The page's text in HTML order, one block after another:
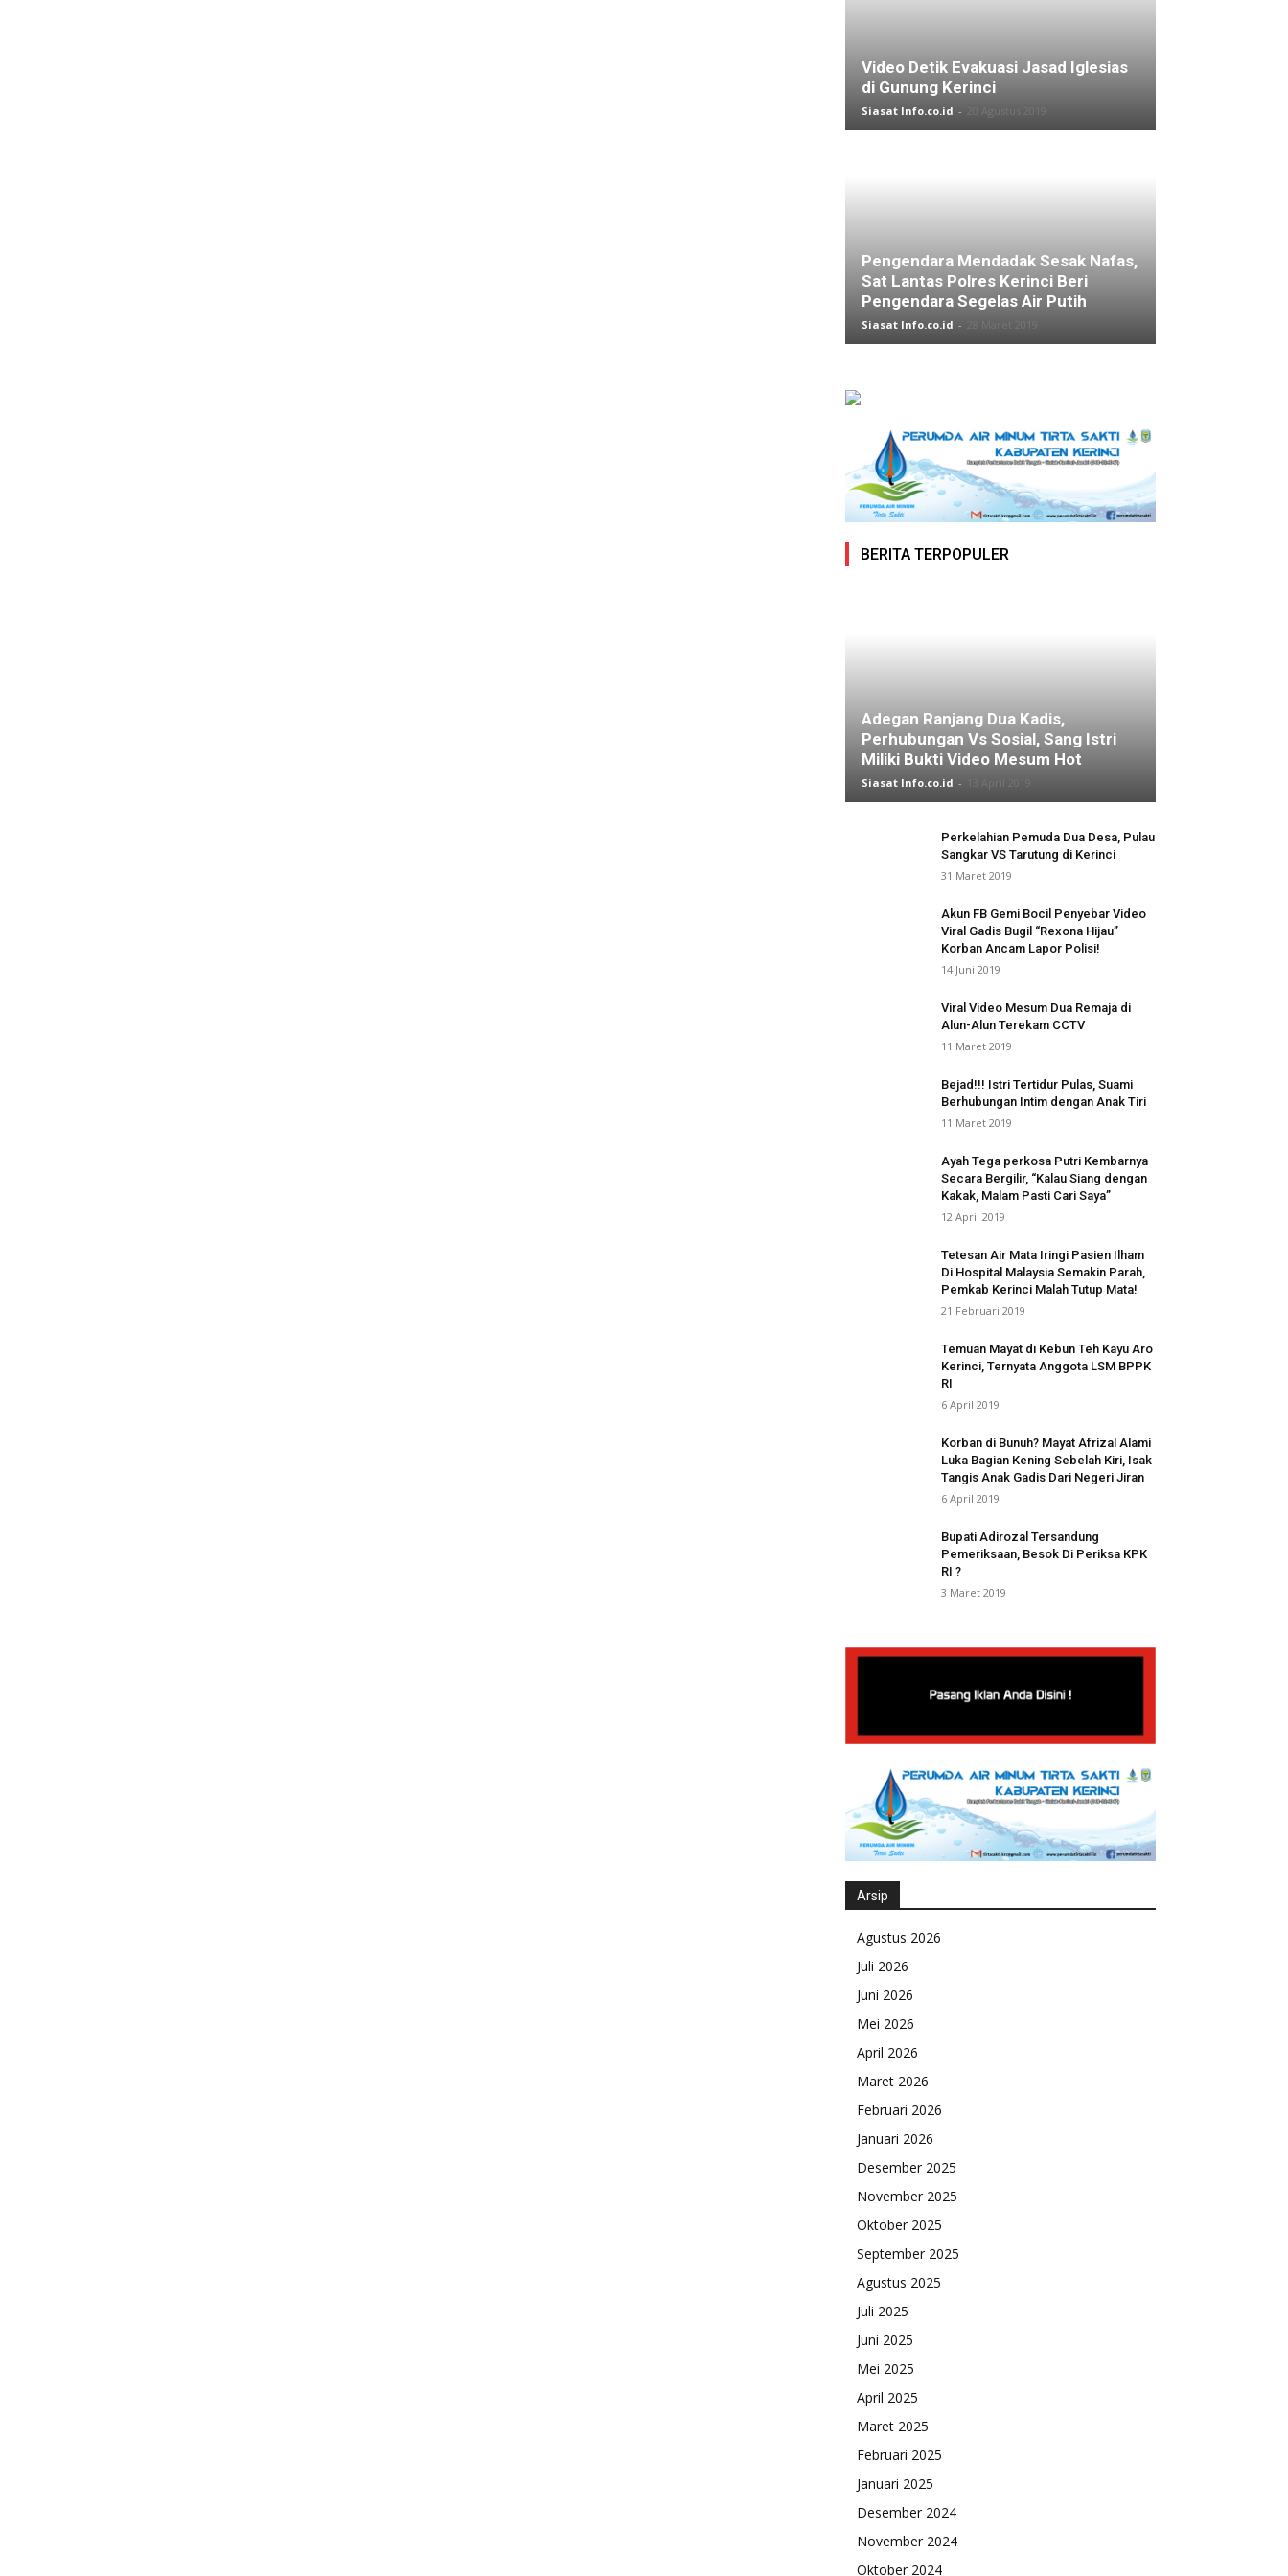
Video Detik Evakuasi Jasad Iglesias
di Gunung Kerinci
Siasat Info.co.id - 20 Agustus 2019
Pengendara Mendadak Sesak Nafas,
Sat Lantas Polres Kerinci Beri
Pengendara Segelas Air Putih
Siasat Info.co.id -
BERITA TERPOPULER
Adegan Ranjang Dua Kadis,
Perhubungan Vs Sosial, Sang Istri
Miliki Bukti Video Mesum Hot
Siasat Info.co.id -
Perkelahian Pemuda Dua Desa, Pulau
Sangkar VS Tarutung di Kerinci
31 Maret 2019
Akun FB Gemi Bocil Penyebar Video
Viral Gadis Bugil “Rexona Hijau”
Korban Ancam Lapor Polisi!
14 Juni 2019
Viral Video Mesum Dua Remaja di
Alun-Alun Terekam CCTV
11 Maret 2019
Bejad!!! Istri Tertidur Pulas, Suami
Berhubungan Intim dengan Anak Tiri
11 Maret 2019
Ayah Tega perkosa Putri Kembarnya
Secara Bergilir, “Kalau Siang dengan
Kakak, Malam Pasti Cari Saya”
12 April 2019
Tetesan Air Mata Iringi Pasien Ilham
Di Hospital Malaysia Semakin Parah,
Pemkab Kerinci Malah Tutup Mata!
21 Februari 2019
Temuan Mayat di Kebun Teh Kayu Aro
Kerinci, Ternyata Anggota LSM BPPK
RI
6 April 2019
Korban di Bunuh? Mayat Afrizal Alami
Luka Bagian Kening Sebelah Kiri, Isak
Tangis Anak Gadis Dari Negeri Jiran
6 April 2019
Bupati Adirozal Tersandung
Pemeriksaan, Besok Di Periksa KPK
RI ?
3 Maret 2019
Arsip
Agustus 2026
Juli 2026
Juni 2026
Mei 2026
April 2026
Maret 2026
Februari 2026
Januari 2026
Desember 2025
November 2025
Oktober 2025
September 2025
Agustus 2025
Juli 2025
Juni 2025
Mei 2025
April 2025
Maret 2025
Februari 2025
Januari 2025
Desember 2024
November 2024
Oktober 2024